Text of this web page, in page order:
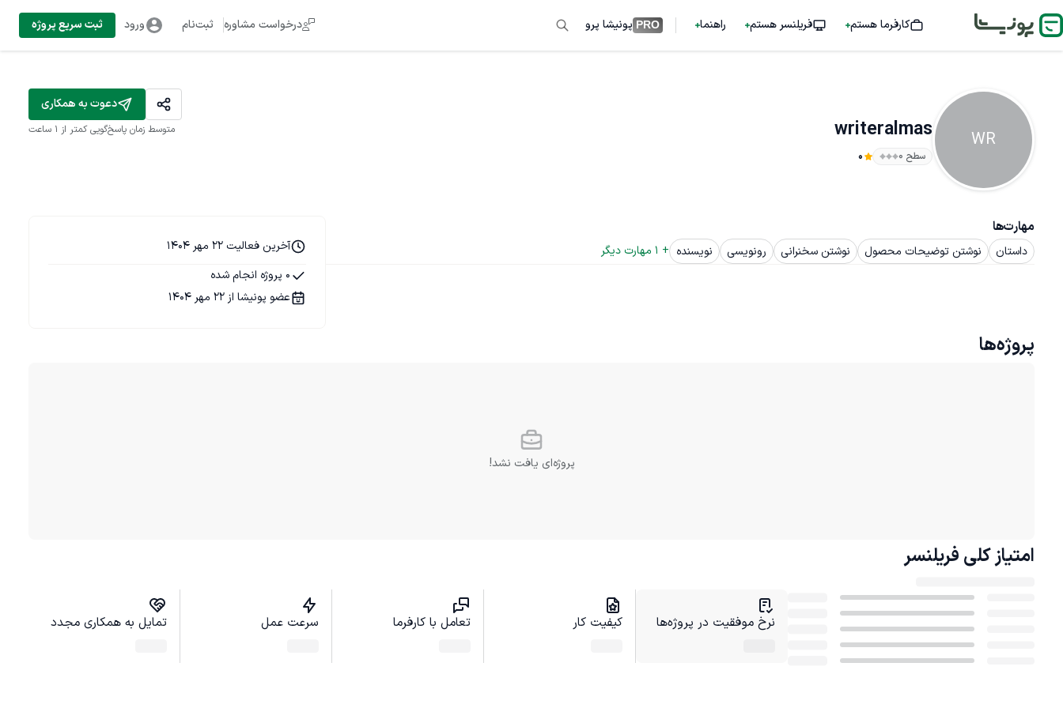
کارفرما هستم فریلنسر هستم راهنما PRO پونیشا پرو درخواست مشاوره ثبت‌نام ورود ثبت سریع پروژه
WR
writeralmas
سطح ۰ 0
دعوت به همکاری
متوسط زمان پاسخ‌گویی کمتر از 1 ساعت
مهارت‌ها
داستان نوشتن توضیحات محصول نوشتن سخنرانی رونویسی نویسنده +
1 مهارت دیگر
آخرین فعالیت 22 مهر 1404
0 پروژه انجام شده
عضو پونیشا از 22 مهر 1404
پروژه‌ها
پروژه‌ای یافت نشد!
امتیاز کلی فریلنسر
نرخ موفقیت در پروژه‌ها کیفیت کار تعامل با کارفرما سرعت عمل تمایل به همکاری مجدد